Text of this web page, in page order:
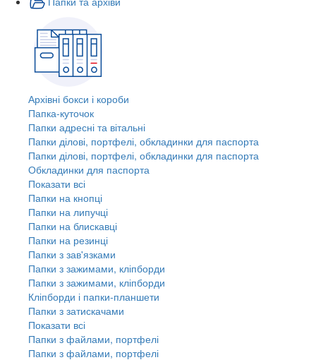
Архівні бокси і короби
Папка-куточок
Папки адресні та вітальні
Папки ділові, портфелі, обкладинки для паспорта
Папки ділові, портфелі, обкладинки для паспорта
Обкладинки для паспорта
Показати всі
Папки на кнопці
Папки на липучці
Папки на блискавці
Папки на резинці
Папки з зав'язками
Папки з зажимами, кліпборди
Папки з зажимами, кліпборди
Кліпборди і папки-планшети
Папки з затискачами
Показати всі
Папки з файлами, портфелі
Папки з файлами, портфелі